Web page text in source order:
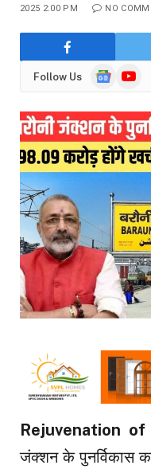
2025 2:00 PM NO
Follow Us
Google
Rejuvenation
जंक्शन के पुनर्विकास